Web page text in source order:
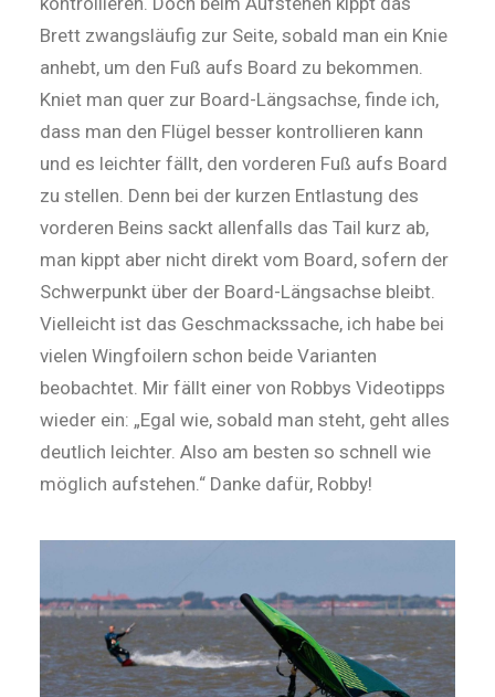
Brett zwangsläufig zur Seite, sobald man ein Knie
anhebt, um den Fuß aufs Board zu bekommen.
Kniet man quer zur Board-Längsachse, finde ich,
dass man den Flügel besser kontrollieren kann
und es leichter fällt, den vorderen Fuß aufs Board
zu stellen. Denn bei der kurzen Entlastung des
vorderen Beins sackt allenfalls das Tail kurz ab,
man kippt aber nicht direkt vom Board, sofern der
Schwerpunkt über der Board-Längsachse bleibt.
Vielleicht ist das Geschmackssache, ich habe bei
vielen Wingfoilern schon beide Varianten
beobachtet. Mir fällt einer von Robbys Videotipps
wieder ein: „Egal wie, sobald man steht, geht alles
deutlich leichter. Also am besten so schnell wie
möglich aufstehen.“ Danke ­dafür, Robby!